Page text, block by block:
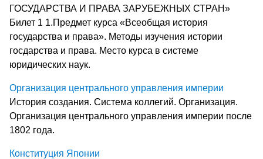
ГОСУДАРСТВА И ПРАВА ЗАРУБЕЖНЫХ СТРАН»
Билет 1 1.Предмет курса «Всеобщая история
государства и права». Методы изучения истории
госдарства и права. Место курса в системе
юридических наук.
Организация центрального управления империи
История создания. Система коллегий. Организация.
Организация центрального управления империи после
1802 года.
Конституция Японии